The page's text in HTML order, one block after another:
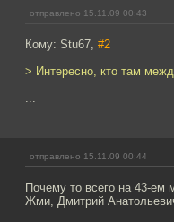
отправлено 15.11.09 00:43
Кому: Stu67, #2
> Интересно, кто там
...
отправлено 15.11.09 00:44
Почему то всего на 43-ем
Жми, Дмитрий